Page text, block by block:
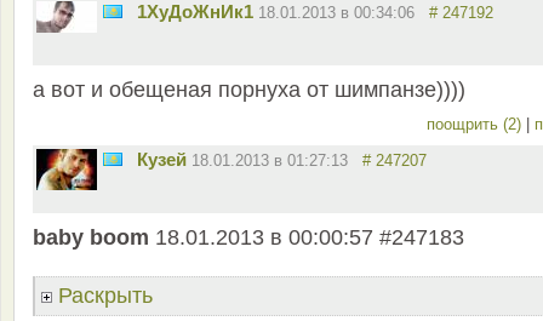
1ХуДоЖнИк1 18.01.2013 в 00:34:06 # 247192
а вот и обещеная порнуха от шимпанзе))))
поощрить (2)
Кузей 18.01.2013 в 01:27:13 # 247207
baby boom 18.01.2013 в 00:00:57 #247183
Раскрыть